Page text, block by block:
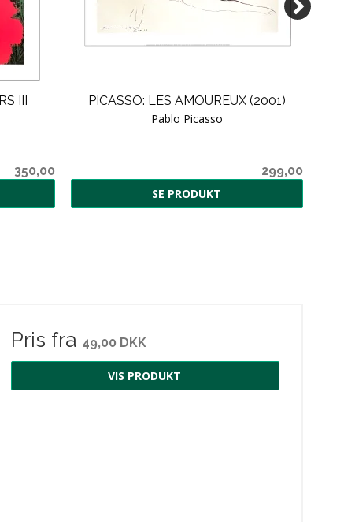
III
350,00
PICASSO: LES AMOUREUX (2001)
Pablo Picasso
299,00
SE PRODUKT
Pris fra 49,00 DKK
VIS PRODUKT